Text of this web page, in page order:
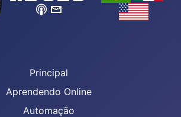
Principal
Aprendendo Online
Automação